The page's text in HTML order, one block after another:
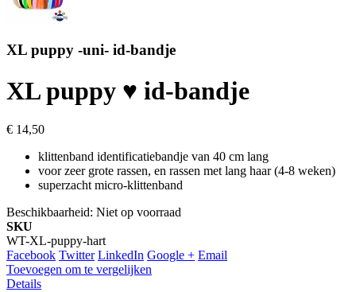
XL puppy -uni- id-bandje
XL puppy ♥ id-bandje
€ 14,50
klittenband identificatiebandje van 40 cm lang
voor zeer grote rassen, en rassen met lang haar (4-8 weken)
superzacht micro-klittenband
Beschikbaarheid: Niet op voorraad
SKU
WT-XL-puppy-hart
Facebook Twitter LinkedIn Google + Email
Toevoegen om te vergelijken
Details